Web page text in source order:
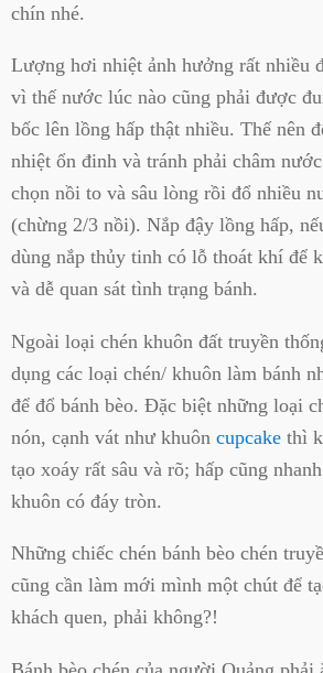
chín nhé.
Lượng hơi nhiệt ảnh hưởng rất nhiều
vì thế nước lúc nào cũng phải được
bốc lên lồng hấp thật nhiều. Thế nên
nhiệt ổn đinh và tránh phải châm
chọn nồi to và sâu lòng rồi đổ nhiều
(chừng 2/3 nồi). Nắp đậy lồng hấp,
dùng nắp thủy tinh có lỗ thoát khí để
và dễ quan sát tình trạng bánh.
Ngoài loại chén khuôn đất truyền
dụng các loại chén/ khuôn làm bánh
để đổ bánh bèo. Đặc biệt những loại
nón, cạnh vát như khuôn cupcake thì
tạo xoáy rất sâu và rõ; hấp cũng
khuôn có đáy tròn.
Những chiếc chén bánh bèo chén
cũng cần làm mới mình một chút để
khách quen, phải không?!